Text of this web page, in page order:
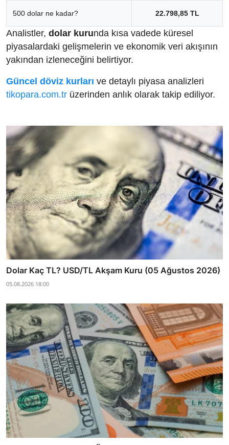
500 dolar ne kadar? 22.798,85 TL
Analistler, dolar kurunda kısa vadede küresel
piyasalardaki gelişmelerin ve ekonomik veri akışının
yakından izleneceğini belirtiyor.
Güncel döviz kurları ve detaylı piyasa analizleri
tikopara.com.tr üzerinden anlık olarak takip ediliyor.
Dolar Kaç TL? USD/TL Akşam Kuru (05 Ağustos 2026)
05.08.2026 18:00